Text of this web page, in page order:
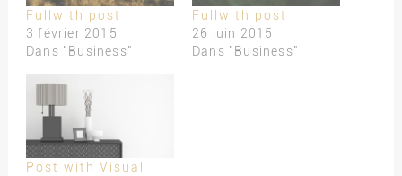
Fullwith post
3 février 2015
Dans "Business"
Fullwith post
26 juin 2015
Dans "Business"
Post with Visual